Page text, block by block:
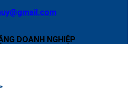
DOANH NGHIỆP